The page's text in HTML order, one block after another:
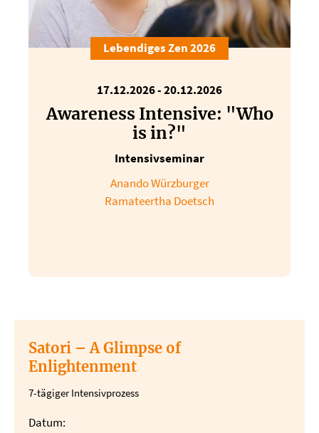
Lebendiges Zen 2026
17.12.2026 - 20.12.2026
Awareness Intensive: "Who
is in?"
Intensivseminar
Anando Würzburger
Ramateertha Doetsch
Satori – A Glimpse of
Enlightenment
7-tägiger Intensivprozess
Datum: